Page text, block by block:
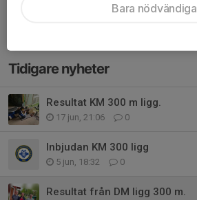
Tidigare nyheter
Resultat KM 300 m ligg.
17 jun, 21:06 0
Inbjudan KM 300 ligg
5 jun, 18:32 0
Resultat från DM ligg 300 m.
Bara nödvändiga